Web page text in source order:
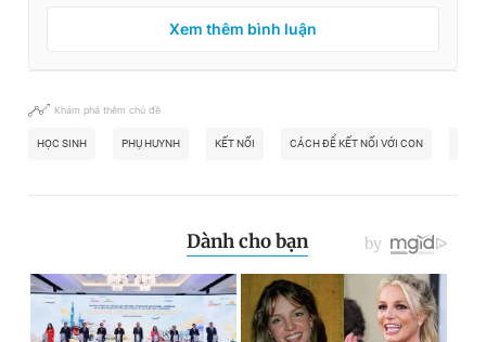
Xem thêm bình luận
Khám phá thêm chủ đề
HỌC SINH PHỤ HUYNH KẾT NỐI CÁCH ĐỂ KẾT NỐI VỚI CON